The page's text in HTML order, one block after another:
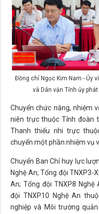
Đồng chí Ngọc Kim Nam - Ủy
và Dân vận Tỉnh ủy
Chuyển chức năng, nhiệm
niên trực thuộc Tỉnh đoàn
Thanh thiếu nhi trực
chuyển một phần nhiệm vụ
Chuyển Ban Chỉ huy lực
Nghệ An; Tổng đội TNXP3-
An; Tổng đội TNXP8 Nghệ
đội TNXP10 Nghệ An
nghiệp và Môi trường